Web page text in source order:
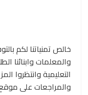
خالص تمنياتنا لكم
والمعلمات وابنائنا
التعليمية وانتظروا
والمراجعات على موقع